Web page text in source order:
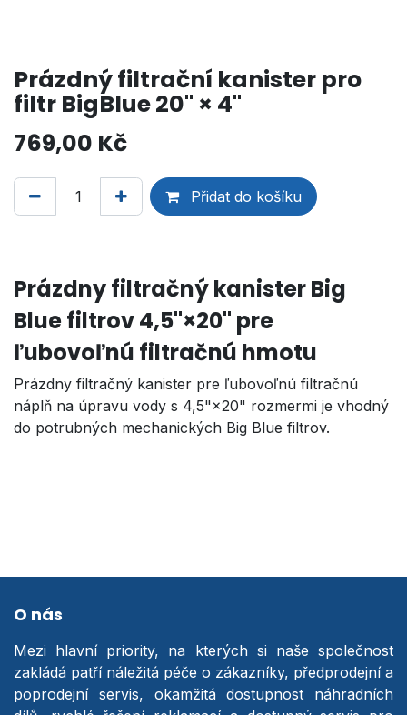
Prázdný filtrační kanister pro
filtr BigBlue 20" × 4"
769,00 Kč
Přidat do košíku
Prázdny filtračný kanister Big
Blue filtrov 4,5"×20" pre
ľubovoľnú filtračnú hmotu
Prázdny filtračný kanister pre ľubovoľnú filtračnú
náplň na úpravu vody s 4,5"×20" rozmermi je vhodný
do potrubných mechanických Big Blue filtrov.
O nás
Mezi hlavní priority, na kterých si naše společnost
zakládá patří náležitá péče o zákazníky, předprodejní a
poprodejní servis, okamžitá dostupnost náhradních